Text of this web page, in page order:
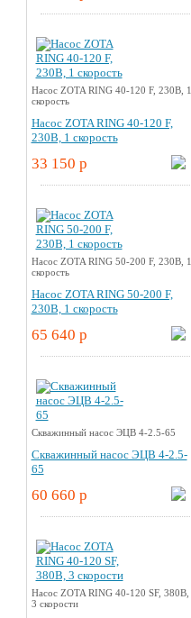
Насос ZOTA RING 40-120 F, 230В, 1
скорость
Насос ZOTA RING 40-120 F,
230В, 1 скорость
33 150 p
Насос ZOTA RING 50-200 F, 230В, 1
скорость
Насос ZOTA RING 50-200 F,
230В, 1 скорость
65 640 p
Скважинный насос ЭЦВ 4-2.5-65
Скважинный насос ЭЦВ 4-2.5-
65
60 660 p
Насос ZOTA RING 40-120 SF, 380В,
3 скорости